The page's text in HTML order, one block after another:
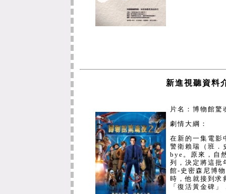
應用數學系
應用化學系
應用物理學系
統計學研究所
電機工程學系
新進視聽資
片名：博物館驚
劇情大綱：
在新的一集電影
警衛賴瑞（班．
bye。原來，自
列，決定將這批
館-史密森尼博
時，他就接到求
「復活黃金碑